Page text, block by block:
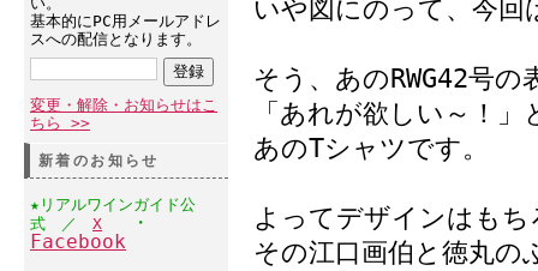
基本的にPC用メールアドレ
スへの配信となります。
変更・解除・お知らせはこ
ちら >>
新着のお知らせ
★リアルワインガイド公
式 ／ X
・
Facebook
いや図にのって、今
そう、あのRWG42号
「あれが欲しい～！
あのTシャツです。
よってデザインはもち
その江口画伯と徳丸の